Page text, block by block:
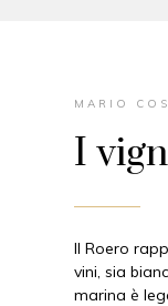
MARIO
I
Il Roero
vini, sia
marina è